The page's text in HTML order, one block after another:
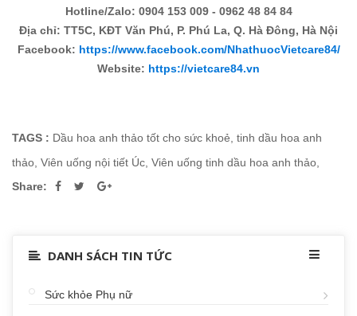
Hotline/Zalo: 0904 153 009 - 0962 48 84 84
Địa chỉ: TT5C, KĐT Văn Phú, P. Phú La, Q. Hà Đông, Hà Nội
Facebook: https://www.facebook.com/NhathuocVietcare84/
Website: https://vietcare84.vn
TAGS : Dầu hoa anh thảo tốt cho sức khoẻ, tinh dầu hoa anh
thảo, Viên uống nội tiết Úc, Viên uống tinh dầu hoa anh thảo,
Share:
DANH SÁCH TIN TỨC
Sức khỏe Phụ nữ